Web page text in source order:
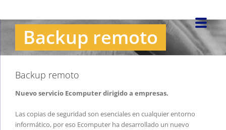
al
contenidoBackup remoto
Backup remoto
Nuevo servicio Ecomputer dirigido a empresas.
Las copias de seguridad son esenciales en cualquier entorno
informático, por eso Ecomputer ha desarrollado un nuevo